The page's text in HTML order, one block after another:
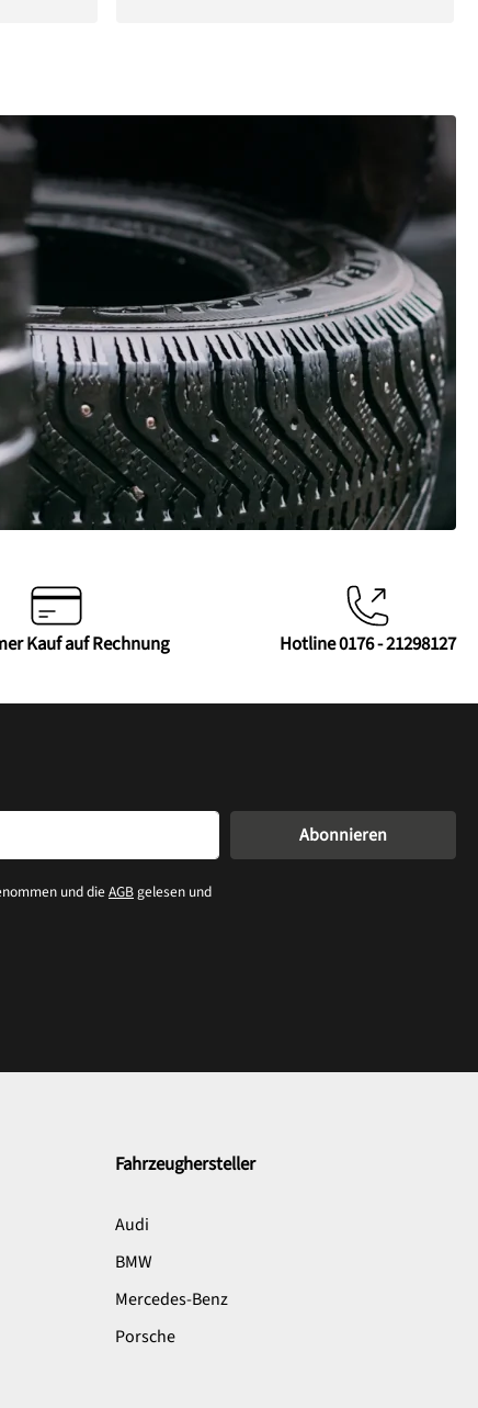
Kauf auf Rechnung Hotline 0176 - 21298127
und dieAGBgelesen und
Abonnieren
Fahrzeughersteller
Audi
BMW
Mercedes-Benz
Porsche